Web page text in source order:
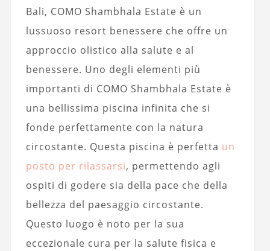
Bali, COMO Shambhala Estate è un
lussuoso resort benessere che offre un
approccio olistico alla salute e al
benessere. Uno degli elementi più
importanti di COMO Shambhala Estate è
una bellissima piscina infinita che si
fonde perfettamente con la natura
circostante. Questa piscina è perfetta un
posto per rilassarsi, permettendo agli
ospiti di godere sia della pace che della
bellezza del paesaggio circostante.
Questo luogo è noto per la sua
eccezionale cura per la salute fisica e